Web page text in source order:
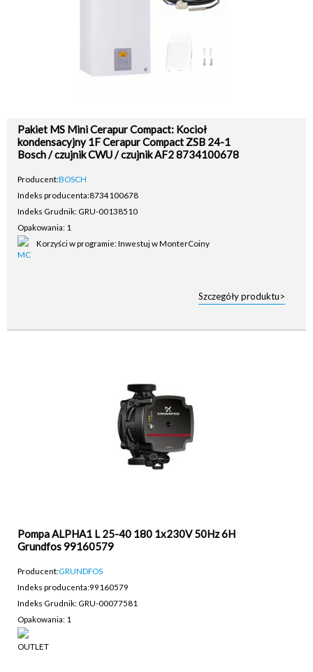
Pakiet MS Mini Cerapur Compact: Kocioł
kondensacyjny 1F Cerapur Compact ZSB 24-1
Bosch / czujnik CWU / czujnik AF2 8734100678
Producent:BOSCH
Indeks producenta:8734100678
Indeks Grudnik: GRU-00138510
Opakowania: 1
Korzyści w programie: Inwestuj w MonterCoiny
Szczegóły produktu>
Pompa ALPHA1 L 25-40 180 1x230V 50Hz 6H
Grundfos 99160579
Producent:GRUNDFOS
Indeks producenta:99160579
Indeks Grudnik: GRU-00077581
Opakowania: 1